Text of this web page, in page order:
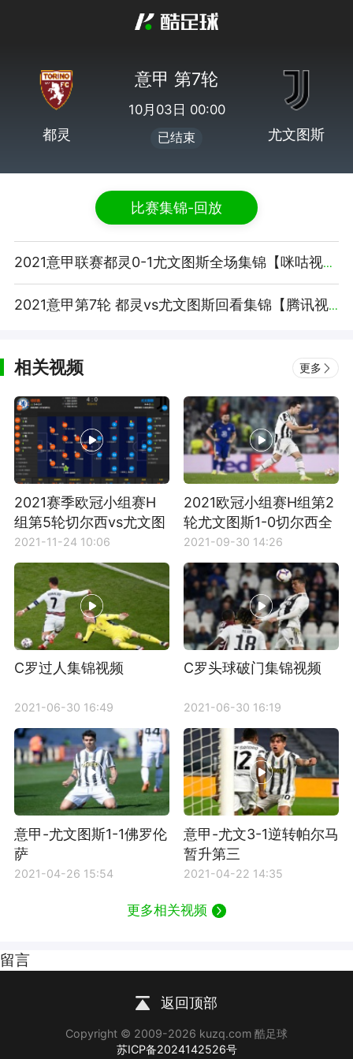
都灵
意甲 第7轮
10月03日 00:00
已结束 尤文图斯
比赛集锦-回放
2021意甲联赛都灵0-1尤文图斯全场集锦【咪咕视频】
2021意甲第7轮 都灵vs尤文图斯回看集锦【腾讯视频】
相关视频 更多
2021赛季欧冠小组赛H
组第5轮切尔西vs尤文图
斯全场集锦
2021-11-24 10:06
2021欧冠小组赛H组第2
轮尤文图斯1-0切尔西全
场比赛集锦
2021-09-30 14:26
C罗过人集锦视频
2021-06-30 16:49
C罗头球破门集锦视频
2021-06-30 16:19
意甲-尤文图斯1-1佛罗伦
萨
2021-04-26 15:54
意甲-尤文3-1逆转帕尔马
暂升第三
2021-04-22 14:35
更多相关视频
留言
返回顶部
Copyright © 2009-2026 kuzq.com 酷足球
苏ICP备2024142526号